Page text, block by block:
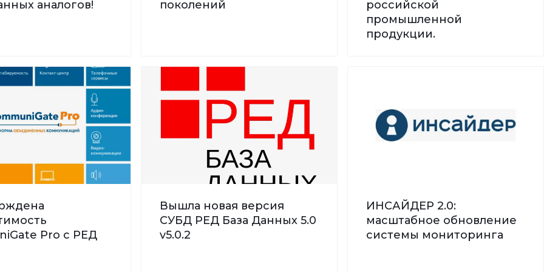
аналогов! поколений
российской
промышленной
продукции.
Pro с РЕД
Вышла новая версия
СУБД РЕД База Данных 5.0
v5.0.2
ИНСАЙДЕР 2.0:
масштабное обновление
системы мониторинга